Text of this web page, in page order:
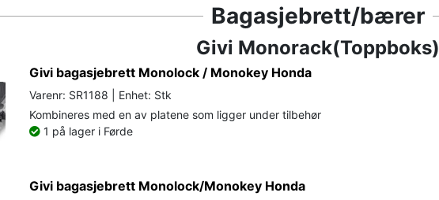
Bagasjebrett/bærer
Givi Monorack(Toppboks)
Givi bagasjebrett Monolock / Monokey Honda
Varenr: SR1188 | Enhet: Stk
Kombineres med en av platene som ligger under tilbehør
1 på lager i Førde
Givi bagasjebrett Monolock/Monokey Honda